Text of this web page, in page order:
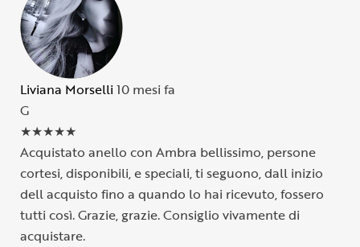
Liviana Morselli 10 mesi fa
G
★★★★★
Acquistato anello con Ambra bellissimo, persone
cortesi, disponibili, e speciali, ti seguono, dall inizio
dell acquisto fino a quando lo hai ricevuto, fossero
tutti così. Grazie, grazie. Consiglio vivamente di
acquistare.